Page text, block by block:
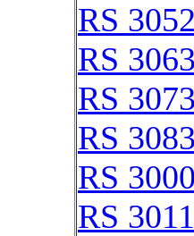
RS
RS
RS
RS
RS
RS